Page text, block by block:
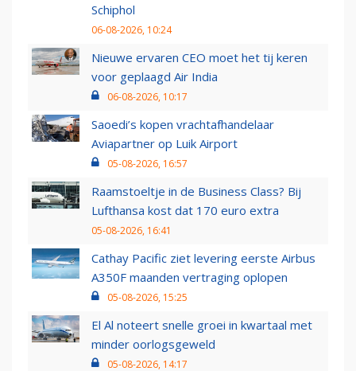
Schiphol
06-08-2026, 10:24
Nieuwe ervaren CEO moet het tij keren
voor geplaagd Air India
06-08-2026, 10:17
Saoedi’s kopen vrachtafhandelaar
Aviapartner op Luik Airport
05-08-2026, 16:57
Raamstoeltje in de Business Class? Bij
Lufthansa kost dat 170 euro extra
05-08-2026, 16:41
Cathay Pacific ziet levering eerste Airbus
A350F maanden vertraging oplopen
05-08-2026, 15:25
El Al noteert snelle groei in kwartaal met
minder oorlogsgeweld
05-08-2026, 14:17